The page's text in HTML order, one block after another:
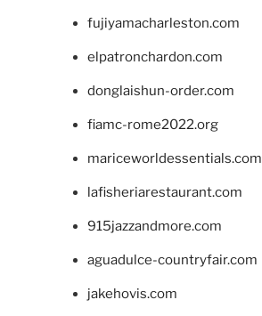
fujiyamacharleston.com
elpatronchardon.com
donglaishun-order.com
fiamc-rome2022.org
mariceworldessentials.com
lafisheriarestaurant.com
915jazzandmore.com
aguadulce-countryfair.com
jakehovis.com